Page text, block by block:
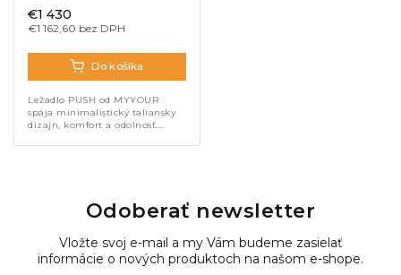
€1 162,60 bez DPH
€1 430
Do košíka
Ležadlo PUSH od MYYOUR
spája minimalistický taliansky
dizajn, komfort a odolnosť.
priedušná Textilene sieťovina
Odoberať newsletter
Vložte svoj e-mail a my Vám budeme zasielať
informácie o nových produktoch na našom e-shope.